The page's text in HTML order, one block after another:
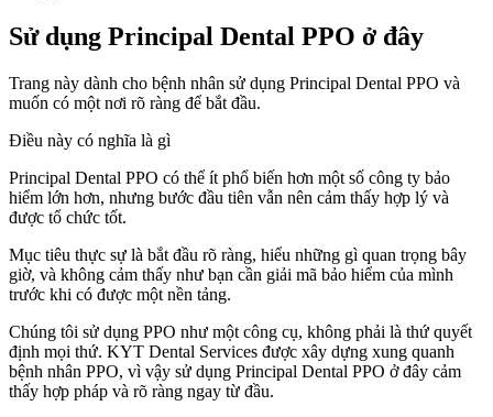
Sử dụng Principal Dental PPO ở đây
Trang này dành cho bệnh nhân sử dụng Principal Dental PPO và
muốn có một nơi rõ ràng để bắt đầu.
Điều này có nghĩa là gì
Principal Dental PPO có thể ít phổ biến hơn một số công ty bảo
hiểm lớn hơn, nhưng bước đầu tiên vẫn nên cảm thấy hợp lý và
được tổ chức tốt.
Mục tiêu thực sự là bắt đầu rõ ràng, hiểu những gì quan trọng bây
giờ, và không cảm thấy như bạn cần giải mã bảo hiểm của mình
trước khi có được một nền tảng.
Chúng tôi sử dụng PPO như một công cụ, không phải là thứ quyết
định mọi thứ. KYT Dental Services được xây dựng xung quanh
bệnh nhân PPO, vì vậy sử dụng Principal Dental PPO ở đây cảm
thấy hợp pháp và rõ ràng ngay từ đầu.